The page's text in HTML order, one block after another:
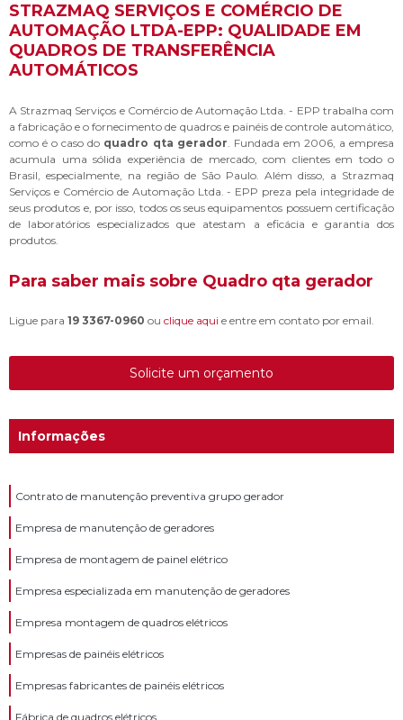
STRAZMAQ SERVIÇOS E COMÉRCIO DE
AUTOMAÇÃO LTDA-EPP: QUALIDADE EM
QUADROS DE TRANSFERÊNCIA
AUTOMÁTICOS
A Strazmaq Serviços e Comércio de Automação Ltda. - EPP trabalha com
a fabricação e o fornecimento de quadros e painéis de controle automático,
como é o caso do quadro qta gerador. Fundada em 2006, a empresa
acumula uma sólida experiência de mercado, com clientes em todo o
Brasil, especialmente, na região de São Paulo. Além disso, a Strazmaq
Serviços e Comércio de Automação Ltda. - EPP preza pela integridade de
seus produtos e, por isso, todos os seus equipamentos possuem certificação
de laboratórios especializados que atestam a eficácia e garantia dos
produtos.
Para saber mais sobre Quadro qta gerador
Ligue para 19 3367-0960 ou clique aqui e entre em contato por email.
Solicite um orçamento
Informações
Contrato de manutenção preventiva grupo gerador
Empresa de manutenção de geradores
Empresa de montagem de painel elétrico
Empresa especializada em manutenção de geradores
Empresa montagem de quadros elétricos
Empresas de painéis elétricos
Empresas fabricantes de painéis elétricos
Fábrica de quadros elétricos